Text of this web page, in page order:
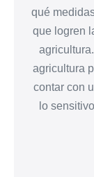
qué
que logren
agricultura
contar con
lo